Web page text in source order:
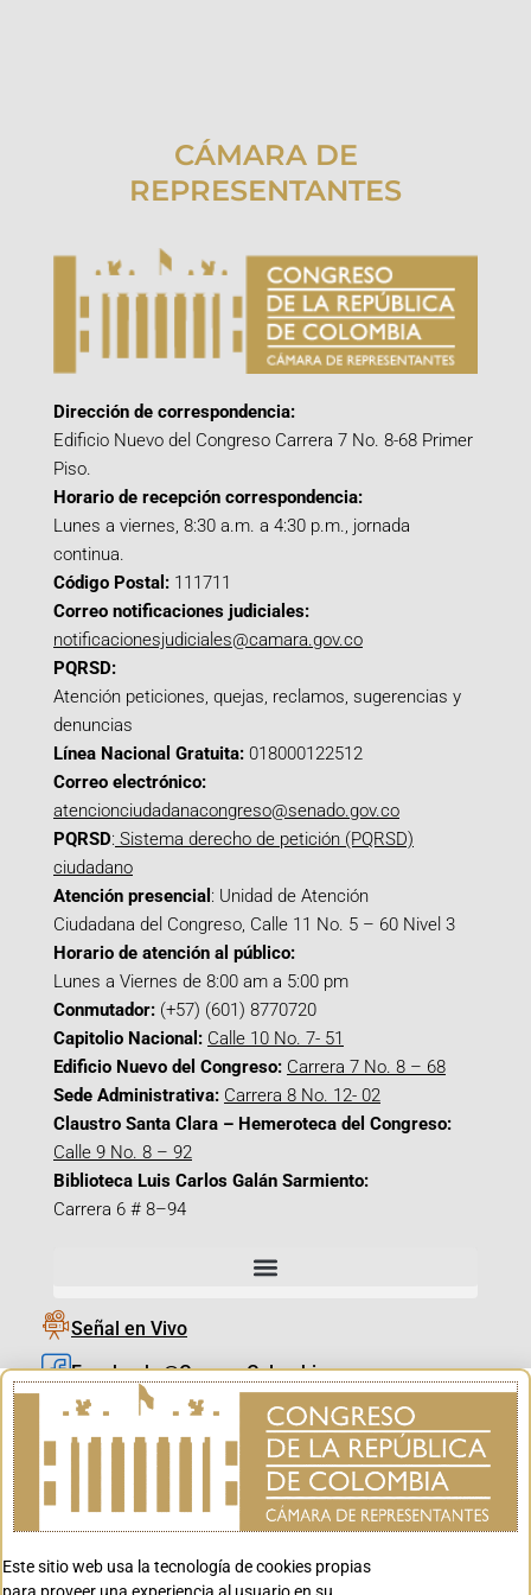
CÁMARA DE
REPRESENTANTES
Dirección de correspondencia:
Edificio Nuevo del Congreso Carrera 7 No. 8-68 Primer
Piso.
Horario de recepción correspondencia:
Lunes a viernes, 8:30 a.m. a 4:30 p.m., jornada
continua.
Código Postal: 111711
Correo notificaciones judiciales:
notificacionesjudiciales@camara.gov.co
PQRSD:
Atención peticiones, quejas, reclamos, sugerencias y
denuncias
Línea Nacional Gratuita: 018000122512
Correo electrónico:
atencionciudadanacongreso@senado.gov.co
PQRSD: Sistema derecho de petición (PQRSD)
ciudadano
Atención presencial : Unidad de Atención
Ciudadana del Congreso, Calle 11 No. 5 – 60 Nivel 3
Horario de atención al público:
Lunes a Viernes de 8:00 am a 5:00 pm
Conmutador: (+57) (601) 8770720
Capitolio Nacional: Calle 10 No. 7- 51
Edificio Nuevo del Congreso: Carrera 7 No. 8 – 68
Sede Administrativa: Carrera 8 No. 12- 02
Claustro Santa Clara – Hemeroteca del Congreso:
Calle 9 No. 8 – 92
Biblioteca Luis Carlos Galán Sarmiento:
Carrera 6 # 8–94
Señal en Vivo
Facebook_@CamaraColombia
Instagram_@CamaraColombia
X_@CamaraColombia
Youtube_@CamaraColombia
Este sitio web usa la tecnología de cookies propias